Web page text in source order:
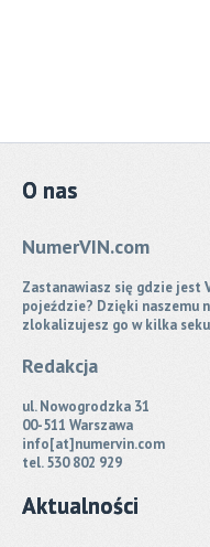
O nas
NumerVIN.com
Zastanawiasz się gdzie jest
pojeździe? Dzięki naszemu
zlokalizujesz go w kilka
Redakcja
ul. Nowogrodzka 31
00-511 Warszawa
info[at]numervin.com
tel. 530 802 929
Aktualności